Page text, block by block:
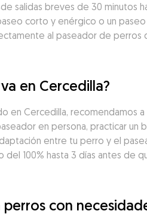
salidas breves de 30 minutos
corto y enérgico o un
al paseador de perros
en Cercedilla?
en Cercedilla, recomendamos
en persona, practicar un
entre tu perro y el
100% hasta 3 días antes de
con